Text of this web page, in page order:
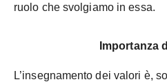
ruolo che svolgiamo in essa.
Importanza
L’insegnamento dei valori è,